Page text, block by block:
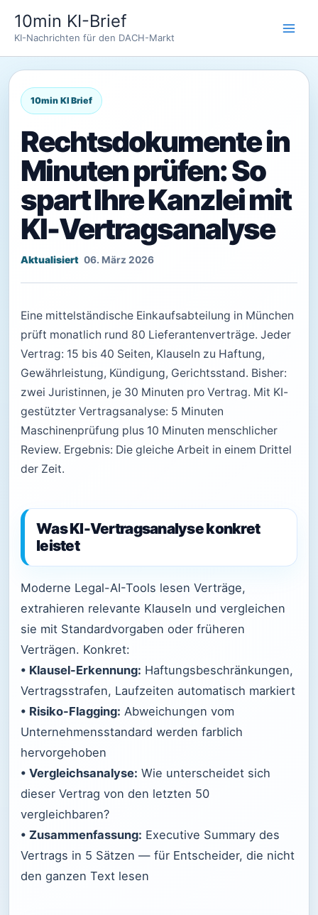
Inhalt
springen
10min KI-Brief
KI-Nachrichten für den DACH-Markt
Rechtsdokumente in
Minuten prüfen: So
spart Ihre Kanzlei mit
KI-Vertragsanalyse
06. März 2026
Eine mittelständische Einkaufsabteilung in München
prüft monatlich rund 80 Lieferantenverträge. Jeder
Vertrag: 15 bis 40 Seiten, Klauseln zu Haftung,
Gewährleistung, Kündigung, Gerichtsstand. Bisher:
zwei Juristinnen, je 30 Minuten pro Vertrag. Mit KI-
gestützter Vertragsanalyse: 5 Minuten
Maschinenprüfung plus 10 Minuten menschlicher
Review. Ergebnis: Die gleiche Arbeit in einem Drittel
der Zeit.
Was KI-Vertragsanalyse konkret
leistet
Moderne Legal-AI-Tools lesen Verträge,
extrahieren relevante Klauseln und vergleichen
sie mit Standardvorgaben oder früheren
Verträgen. Konkret:
• Klausel-Erkennung: Haftungsbeschränkungen,
Vertragsstrafen, Laufzeiten automatisch markiert
• Risiko-Flagging: Abweichungen vom
Unternehmensstandard werden farblich
hervorgehoben
• Vergleichsanalyse: Wie unterscheidet sich
dieser Vertrag von den letzten 50
vergleichbaren?
• Zusammenfassung: Executive Summary des
Vertrags in 5 Sätzen — für Entscheider, die nicht
den ganzen Text lesen